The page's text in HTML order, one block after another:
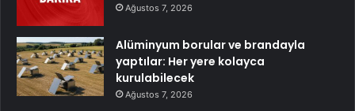
Ağustos 7, 2026
Alüminyum borular ve brandayla
yaptılar: Her yere kolayca
kurulabilecek
Ağustos 7, 2026